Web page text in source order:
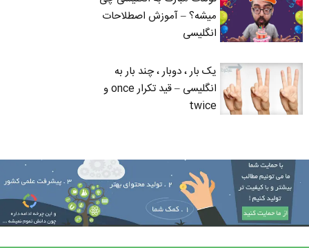
میشه؟ – آموزش اصطلاحات
انگلیسی
یک بار ، دوبار ، چند بار به
انگلیسی – قید تکرار once و
twice